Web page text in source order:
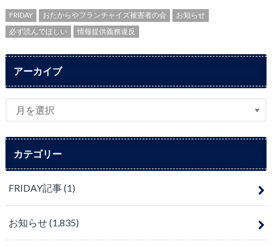
FRIDAY おたからやフランチャイズ被害者の会
お知らせ
必ず読んでほしい
情報提供義務違反
アーカイブ
カテゴリー
FRIDAY記事(1)
お知らせ(1,835)